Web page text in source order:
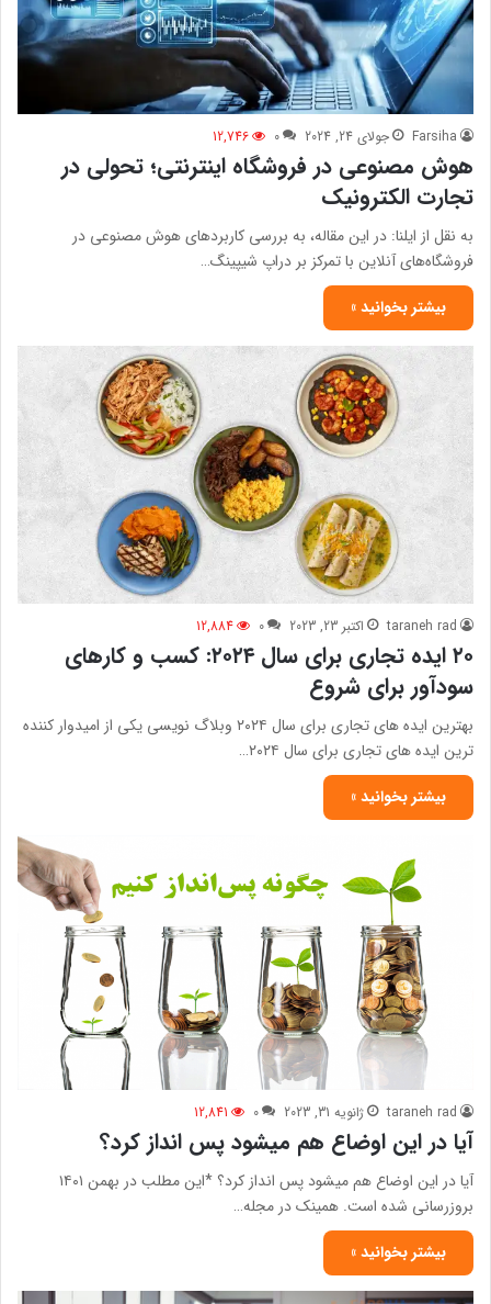
Farsiha جولای 24, 2024 0
12,746
هوش مصنوعی در فروشگاه اینترنتی؛ تحولی در
تجارت الکترونیک
به نقل از ایلنا: در این مقاله، به بررسی کاربردهای هوش مصنوعی در
فروشگاه‌های آنلاین با تمرکز بر دراپ شیپینگ…
بیشتر بخوانید »
taraneh rad اکتبر 23, 2023 0
12,884
۲۰ ایده تجاری برای سال ۲۰۲۴: کسب و کارهای
سودآور برای شروع
بهترین ایده های تجاری برای سال ۲۰۲۴ وبلاگ نویسی یکی از امیدوار کننده
ترین ایده های تجاری برای سال ۲۰۲۴…
بیشتر بخوانید »
taraneh rad ژانویه 31, 2023 0
12,841
آیا در این اوضاع هم میشود پس انداز کرد؟
آیا در این اوضاع هم میشود پس انداز کرد؟ *این مطلب در بهمن ۱۴۰۱
بروزرسانی شده است. همینک در مجله…
بیشتر بخوانید »